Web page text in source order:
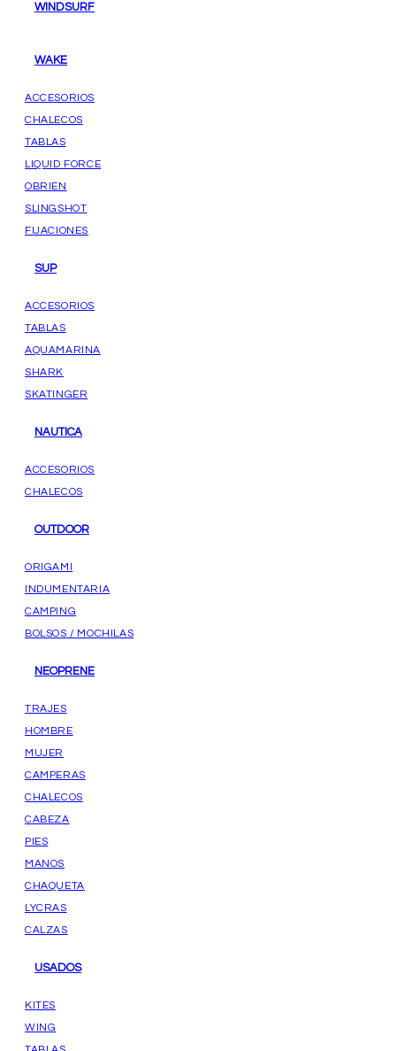
WINDSURF
WAKE
ACCESORIOS
CHALECOS
TABLAS
LIQUID FORCE
OBRIEN
SLINGSHOT
FIJACIONES
SUP
ACCESORIOS
TABLAS
AQUAMARINA
SHARK
SKATINGER
NAUTICA
ACCESORIOS
CHALECOS
OUTDOOR
ORIGAMI
INDUMENTARIA
CAMPING
BOLSOS / MOCHILAS
NEOPRENE
TRAJES
HOMBRE
MUJER
CAMPERAS
CHALECOS
CABEZA
PIES
MANOS
CHAQUETA
LYCRAS
CALZAS
USADOS
KITES
WING